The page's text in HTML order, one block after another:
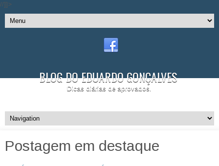
//]]>
BLOG DO EDUARDO GONÇALVES
Dicas diárias de aprovados.
Postagem em destaque